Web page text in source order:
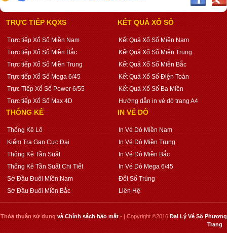
TRỰC TIẾP KQXS
Trực tiếp Xổ Số Miền Nam
Trực tiếp Xổ Số Miền Bắc
Trực tiếp Xổ Số Miền Trung
Trực tiếp Xổ Số Mega 6/45
Trực Tiếp Xổ Số Power 6/55
Trực tiếp Xổ Số Max 4D
KẾT QUẢ XỔ SỐ
Kết Quả Xổ Số Miền Nam
Kết Quả Xổ Số Miền Trung
Kết Quả Xổ Số Miền Bắc
Kết Quả Xổ Số Điện Toán
Kết Quả Xổ Số Ba Miền
Hướng dẫn in vé dò trang A4
THỐNG KÊ
Thống Kê Lô
Kiểm Tra Gan Cực Đại
Thống Kê Tần Suất
Thống Kê Tần Suất Chi Tiết
Sớ Đầu Đuôi Miền Nam
Sớ Đầu Đuôi Miền Bắc
IN VÉ DÒ
In Vé Dò Miền Nam
In Vé Dò Miền Trung
In Vé Dò Miền Bắc
In Vé Dò Mega 6/45
Đổi Số Trúng
Liên Hệ
Thỏa thuận sử dụng và Chính sách bảo mật - | Copyright ©2016 Đại Lý Vé Số Phương
Trang